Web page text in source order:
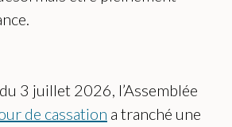
3 juillet 2026, l’Assemblée
de cassation a tranché une